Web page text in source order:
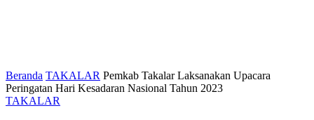
Beranda TAKALAR Pemkab Takalar Laksanakan Upacara
Peringatan Hari Kesadaran Nasional Tahun 2023
TAKALAR